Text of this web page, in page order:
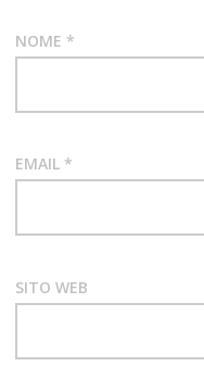
NOME *
EMAIL *
SITO WEB